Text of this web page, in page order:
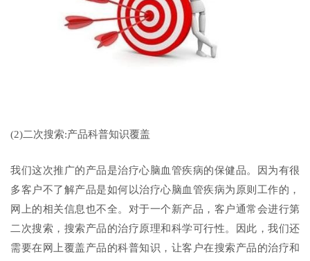
(2)二次搜索:产品科普知识覆盖
我们这次推广的产品是治疗心脑血管疾病的保健品。因为有很
多客户不了解产品是如何以治疗心脑血管疾病为原则工作的，
网上的相关信息也不全。对于一个新产品，客户通常会进行第
二次搜索，搜索产品的治疗原理和科学可行性。因此，我们还
需要在网上覆盖产品的科普知识，让客户在搜索产品的治疗和